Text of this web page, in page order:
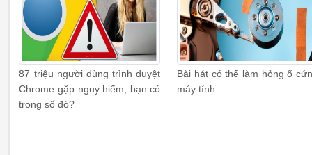
87 triệu người dùng trình duyệt
Chrome gặp nguy hiểm, bạn có
trong số đó?
Bài hát có thể làm hỏng ổ
máy tính